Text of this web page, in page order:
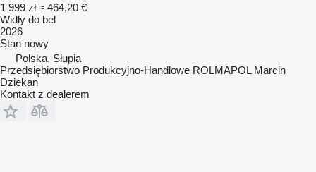
1 999 zł ≈ 464,20 €
Widły do bel
2026
Stan nowy
Polska, Słupia
Przedsiębiorstwo Produkcyjno-Handlowe ROLMAPOL Marcin
Dziekan
Kontakt z dealerem